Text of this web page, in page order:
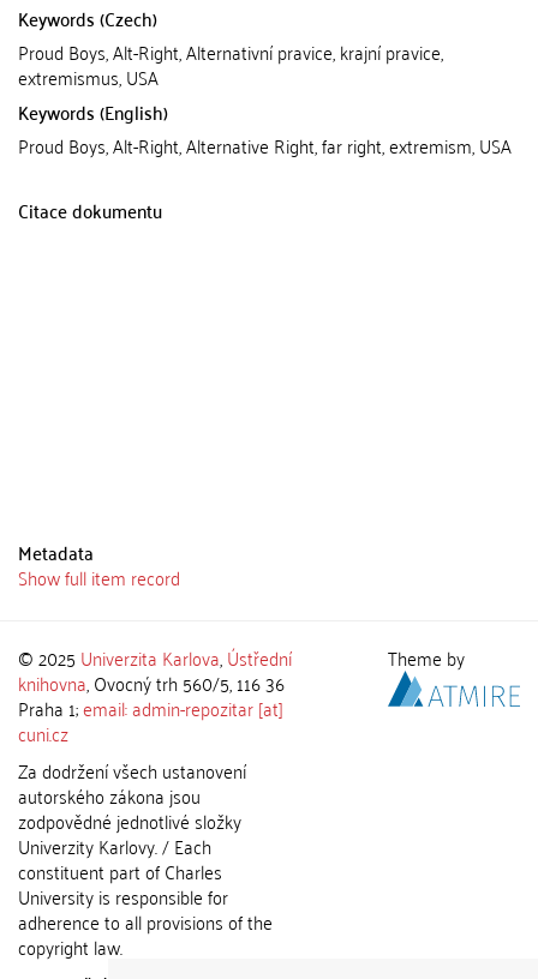
Keywords (Czech)
Proud Boys, Alt-Right, Alternativní pravice, krajní pravice,
extremismus, USA
Keywords (English)
Proud Boys, Alt-Right, Alternative Right, far right, extremism, USA
Citace dokumentu
Metadata
Show full item record
© 2025 Univerzita Karlova,Ústřední
knihovna, Ovocný trh 560/5, 116 36
Praha 1;email: admin-repozitar [at]
cuni.cz
Za dodržení všech ustanovení
autorského zákona jsou
zodpovědné jednotlivé složky
Univerzity Karlovy. / Each
constituent part of Charles
University is responsible for
adherence to all provisions of the
copyright law.
Theme by